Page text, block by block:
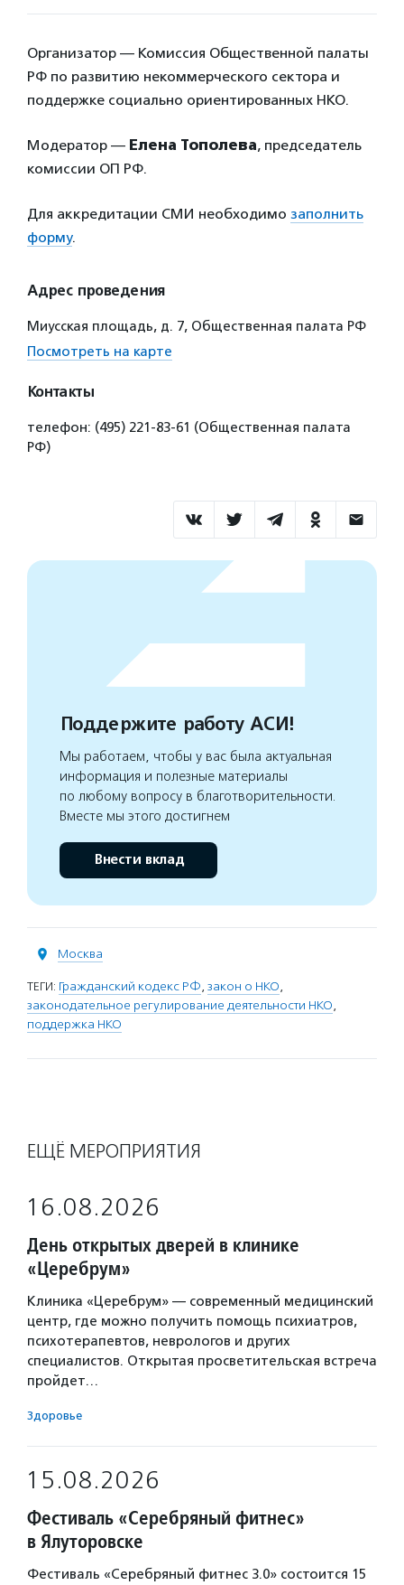
Организатор — Комиссия Общественной палаты
РФ по развитию некоммерческого сектора и
поддержке социально ориентированных НКО.
Модератор — Елена Тополева, председатель
комиссии ОП РФ.
Для аккредитации СМИ необходимо заполнить
форму.
Адрес проведения
Миусская площадь, д. 7, Общественная палата РФ
Посмотреть на карте
Контакты
телефон: (495) 221-83-61 (Общественная палата
РФ)
Поддержите работу АСИ!
Мы работаем, чтобы у вас была актуальная
информация и полезные материалы
по любому вопросу в благотворительности.
Вместе мы этого достигнем
Внести вклад
Москва
ТЕГИ: Гражданский кодекс РФ, закон о НКО,
законодательное регулирование деятельности НКО,
поддержка НКО
ЕЩЁ МЕРОПРИЯТИЯ
16.08.2026
День открытых дверей в клинике
«Церебрум»
Клиника «Церебрум» — современный медицинский
центр, где можно получить помощь психиатров,
психотерапевтов, неврологов и других
специалистов. Открытая просветительская встреча
пройдет…
Здоровье
15.08.2026
Фестиваль «Серебряный фитнес»
в Ялуторовске
Фестиваль «Серебряный фитнес 3.0» состоится 15